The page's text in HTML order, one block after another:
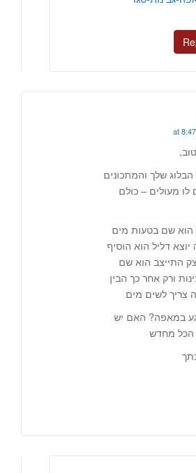
שלך והמתכונים
לו מעולים – כולם
הוא שם בטעות מים
דליל הוא הוסיף
התייצב הוא שם
ורק אחר כך הבין
צריך לשים מים
במאפה? האם יש
הכל מחדש